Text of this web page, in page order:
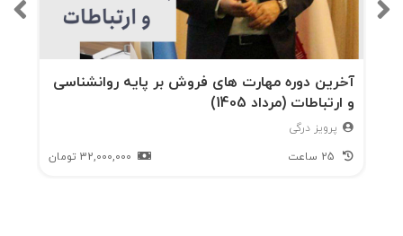
آخرین دوره مهارت های فروش بر پایه روانشناسی
و ارتباطات (مرداد 1405)
پرویز درگی
32,000,000 تومان